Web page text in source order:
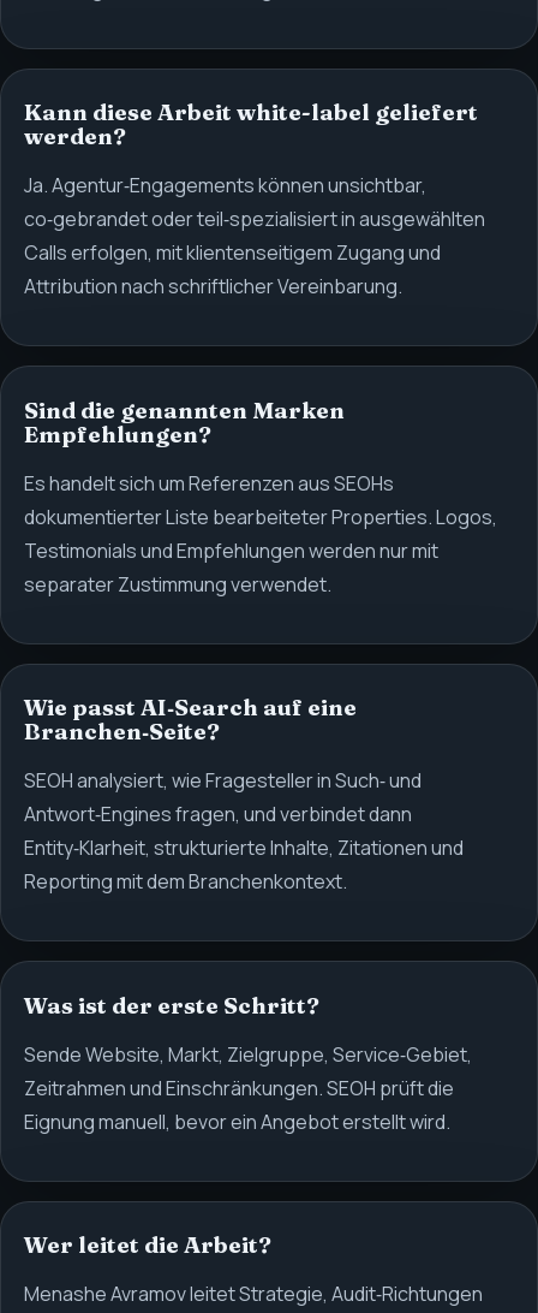
Kann diese Arbeit white-label geliefert
werden?
Ja. Agentur‑Engagements können unsichtbar,
co‑gebrandet oder teil‑spezialisiert in ausgewählten
Calls erfolgen, mit klientenseitigem Zugang und
Attribution nach schriftlicher Vereinbarung.
Sind die genannten Marken
Empfehlungen?
Es handelt sich um Referenzen aus SEOHs
dokumentierter Liste bearbeiteter Properties. Logos,
Testimonials und Empfehlungen werden nur mit
separater Zustimmung verwendet.
Wie passt AI‑Search auf eine
Branchen‑Seite?
SEOH analysiert, wie Fragesteller in Such‑ und
Antwort‑Engines fragen, und verbindet dann
Entity‑Klarheit, strukturierte Inhalte, Zitationen und
Reporting mit dem Branchenkontext.
Was ist der erste Schritt?
Sende Website, Markt, Zielgruppe, Service‑Gebiet,
Zeitrahmen und Einschränkungen. SEOH prüft die
Eignung manuell, bevor ein Angebot erstellt wird.
Wer leitet die Arbeit?
Menashe Avramov leitet Strategie, Audit‑Richtungen